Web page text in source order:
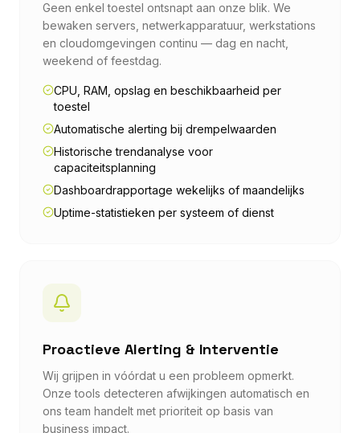
Geen enkel toestel ontsnapt aan onze blik. We
bewaken servers, netwerkapparatuur, werkstations
en cloudomgevingen continu — dag en nacht,
weekend of feestdag.
CPU, RAM, opslag en beschikbaarheid per
toestel
Automatische alerting bij drempelwaarden
Historische trendanalyse voor
capaciteitsplanning
Dashboardrapportage wekelijks of maandelijks
Uptime-statistieken per systeem of dienst
Proactieve Alerting & Interventie
Wij grijpen in vóórdat u een probleem opmerkt.
Onze tools detecteren afwijkingen automatisch en
ons team handelt met prioriteit op basis van
business impact.